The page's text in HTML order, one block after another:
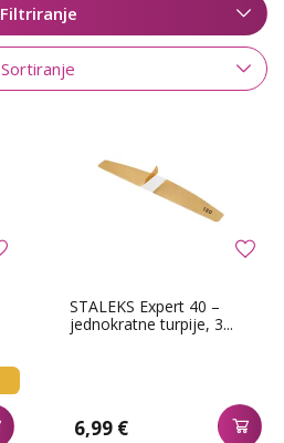
Filtriranje
Sortiranje
STALEKS Expert 40 –
jednokratne turpije, 3...
6,99 €